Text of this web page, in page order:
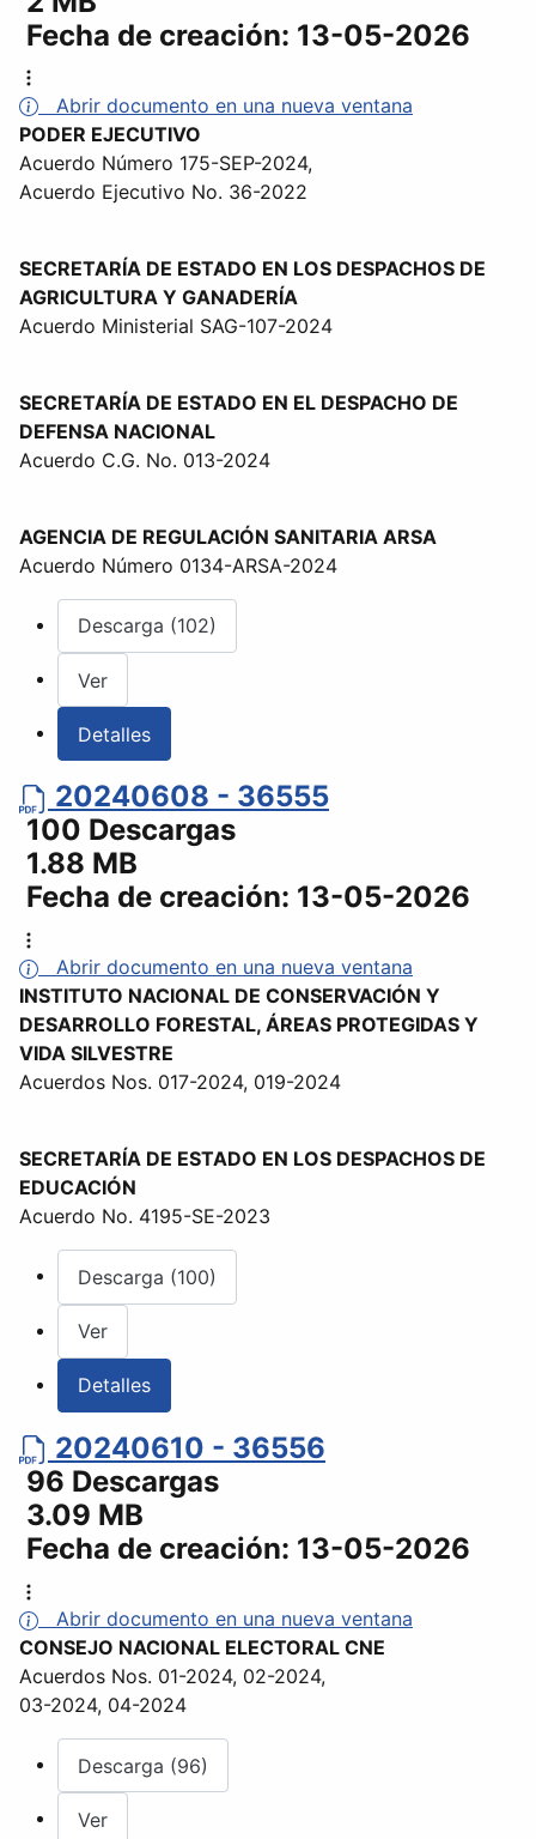
Fecha de creación: 13-05-2026
Abrir documento en una nueva ventana
PODER EJECUTIVO
Acuerdo Número 175-SEP-2024,
Acuerdo Ejecutivo No. 36-2022
SECRETARÍA DE ESTADO EN LOS DESPACHOS DE
AGRICULTURA Y GANADERÍA
Acuerdo Ministerial SAG-107-2024
SECRETARÍA DE ESTADO EN EL DESPACHO DE
DEFENSA NACIONAL
Acuerdo C.G. No. 013-2024
AGENCIA DE REGULACIÓN SANITARIA ARSA
Acuerdo Número 0134-ARSA-2024
Descarga (102)
Ver
Detalles
20240608 - 36555
100 Descargas
1.88 MB
Fecha de creación: 13-05-2026
Abrir documento en una nueva ventana
INSTITUTO NACIONAL DE CONSERVACIÓN Y
DESARROLLO FORESTAL, ÁREAS PROTEGIDAS Y
VIDA SILVESTRE
Acuerdos Nos. 017-2024, 019-2024
SECRETARÍA DE ESTADO EN LOS DESPACHOS DE
EDUCACIÓN
Acuerdo No. 4195-SE-2023
Descarga (100)
Ver
Detalles
20240610 - 36556
96 Descargas
3.09 MB
Fecha de creación: 13-05-2026
Abrir documento en una nueva ventana
CONSEJO NACIONAL ELECTORAL CNE
Acuerdos Nos. 01-2024, 02-2024,
03-2024, 04-2024
Descarga (96)
Ver